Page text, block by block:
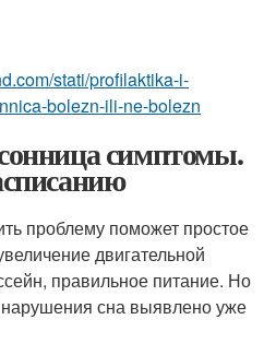
stati/profilaktika-i-
bolezn-ili-ne-bolezn
симптомы.
проблему поможет простое
двигательной
правильное питание. Но
нарушения сна выявлено уже